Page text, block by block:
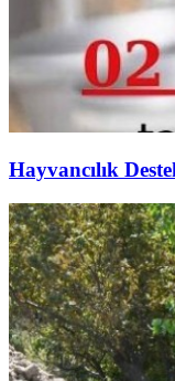
Hayvancılık